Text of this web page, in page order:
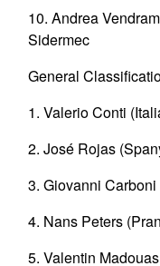
10. Andrea
Sidermec
General
1. Valerio Conti
2. José Rojas
3. Giovanni
4. Nans Peters
5. Valentin